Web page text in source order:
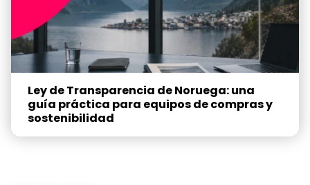
Ley de Transparencia de Noruega: una
guía práctica para equipos de compras y
sostenibilidad